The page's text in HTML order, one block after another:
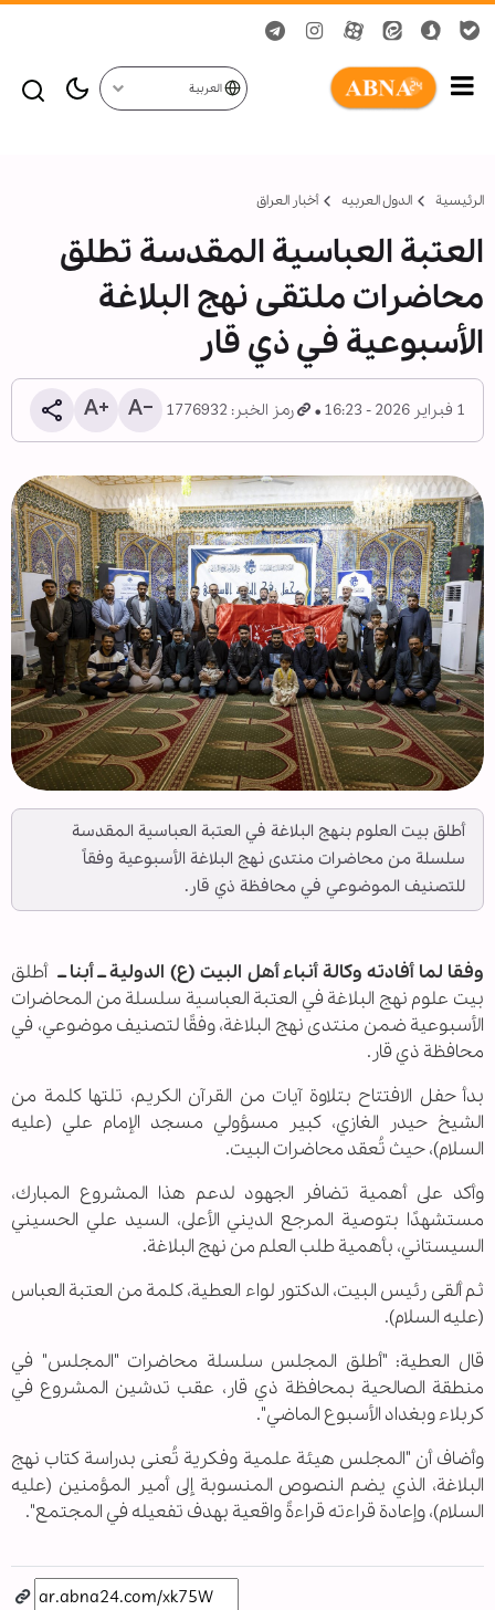
العربية
الرئيسية الدول العربیه أخبار العراق
العتبة العباسية المقدسة تطلق
محاضرات ملتقى نهج البلاغة
الأسبوعية في ذي قار
1 فبراير 2026 - 16:23 رمز الخبر: 1776932
أطلق بيت العلوم بنهج البلاغة في العتبة العباسیة المقدسة
سلسلة من محاضرات منتدى نهج البلاغة الأسبوعية وفقاً
للتصنيف الموضوعي في محافظة ذي قار.
وفقا لما أفادته وكالة أنباء أهل البيت (ع) الدولية ــ أبنا ــأطلق
بيت علوم نهج البلاغة في العتبة العباسیة سلسلة من المحاضرات
الأسبوعية ضمن منتدى نهج البلاغة، وفقًا لتصنيف موضوعي، في
محافظة ذي قار.
بدأ حفل الافتتاح بتلاوة آيات من القرآن الكريم، تلتها كلمة من
الشيخ حيدر الغازي، كبير مسؤولي مسجد الإمام علي (عليه
السلام)، حيث تُعقد محاضرات البيت.
وأكد على أهمية تضافر الجهود لدعم هذا المشروع المبارك،
مستشهدًا بتوصية المرجع الديني الأعلى، السيد علي الحسيني
السيستاني، بأهمية طلب العلم من نهج البلاغة.
ثم ألقى رئيس البيت، الدكتور لواء العطية، كلمة من العتبة العباس
(عليه السلام).
قال العطية: "أطلق المجلس سلسلة محاضرات "المجلس" في
منطقة الصالحية بمحافظة ذي قار، عقب تدشين المشروع في
كربلاء وبغداد الأسبوع الماضي".
وأضاف أن "المجلس هيئة علمية وفكرية تُعنى بدراسة كتاب نهج
البلاغة، الذي يضم النصوص المنسوبة إلى أمير المؤمنين (عليه
السلام)، وإعادة قراءته قراءةً واقعية بهدف تفعيله في المجتمع".